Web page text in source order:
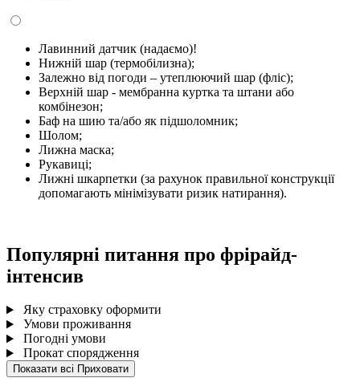
Лавинний датчик (надаємо)!
Нижній шар (термобілизна);
Залежно від погоди – утеплюючий шар (фліс);
Верхній шар - мембранна куртка та штани або
комбінезон;
Баф на шию та/або як підшоломник;
Шолом;
Лижна маска;
Рукавиці;
Лижні шкарпетки (за рахунок правильної конструкції
допомагають мінімізувати ризик натирання).
Популярні питання про фрірайд-
інтенсив
Яку страховку оформити
Умови проживання
Погодні умови
Прокат спорядження
Показати всі Приховати